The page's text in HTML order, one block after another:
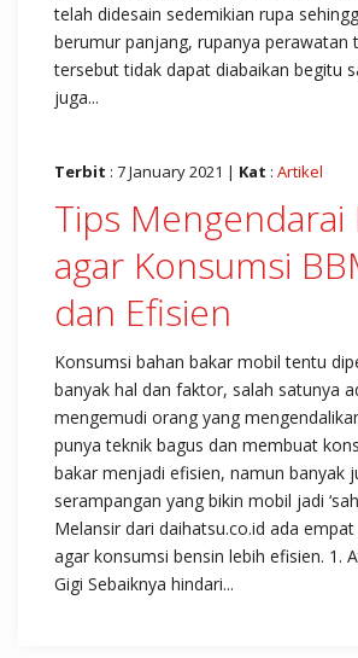
telah didesain sedemikian rupa
berumur panjang, rupanya perawatan
tersebut tidak dapat diabaikan begitu
juga...
Terbit : 7 January 2021 | Kat : Artikel
Tips Mengendarai
agar Konsumsi
dan Efisien
Konsumsi bahan bakar mobil tentu
banyak hal dan faktor, salah satunya
mengemudi orang yang
punya teknik bagus dan membuat
bakar menjadi efisien, namun banyak
serampangan yang bikin mobil jadi
Melansir dari daihatsu.co.id ada
agar konsumsi bensin lebih efisien. 1.
Gigi Sebaiknya hindari...